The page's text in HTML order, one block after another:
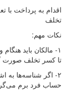
اقدام به پرداخت با
تخلف
نکات مهم:
۱- مالکان باید
تا کسر تخلف صورت
۲- اگر شناسه‌ها به
حساب فرد برم